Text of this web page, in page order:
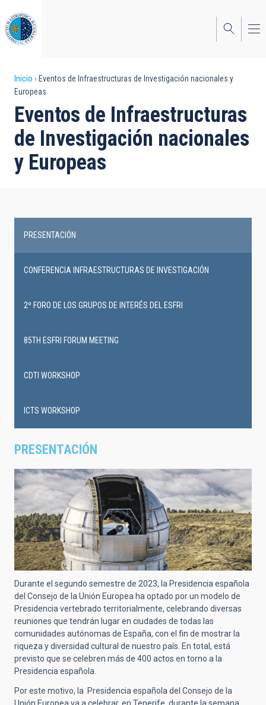
al
contenido
principal
Sobrescribir
enlaces
de
ayuda
a
Inicio
Eventos de Infraestructuras de Investigación nacionales y
Europeas
Eventos de Infraestructuras
de Investigación nacionales
y Europeas
PRESENTACIÓN
Durante el segundo semestre de 2023, la Presidencia española
del Consejo de la Unión Europea ha optado por un modelo de
Presidencia vertebrado territorialmente, celebrando diversas
reuniones que tendrán lugar en ciudades de todas las
comunidades autónomas de España, con el fin de mostrar la
riqueza y diversidad cultural de nuestro país. En total, está
previsto que se celebren más de 400 actos en torno a la
Presidencia española.
Por este motivo, la Presidencia española del Consejo de la
infrastructures
PRESENTACIÓN
CONFERENCIA INFRAESTRUCTURAS DE INVESTIGACIÓN
2º FORO DE LOS GRUPOS DE INTERÉS DEL ESFRI
85TH ESFRI FORUM MEETING
CDTI WORKSHOP
ICTS WORKSHOP